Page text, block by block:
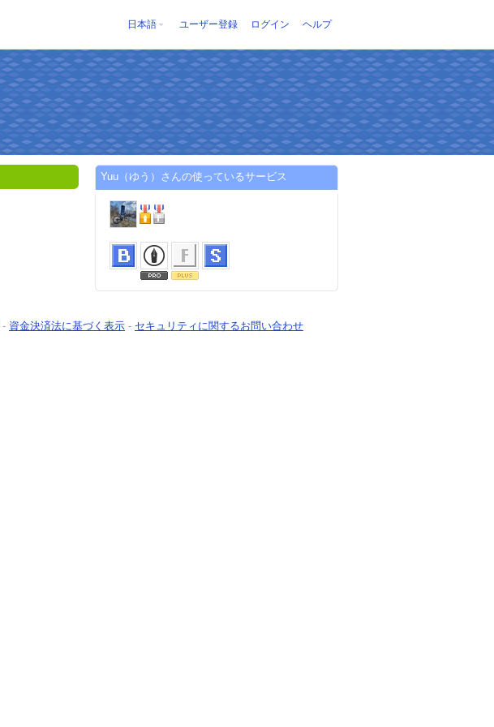
日本語 ユーザー登録 ログイン ヘルプ
Yuu（ゆう）さんの使っているサービス
- 資金決済法に基づく表示 - セキュリティに関するお問い合わせ